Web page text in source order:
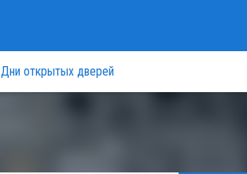
Дни открытых дверей